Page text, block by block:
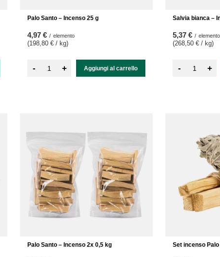
Palo Santo – Incenso 25 g
4,97 € / elemento
(198,80 € / kg)
- + Aggiungi al carrello
Salvia bianca –
5,37 € / elemento
(268,50 € / kg)
- +
Palo Santo – Incenso 2x 0,5 kg Set incenso